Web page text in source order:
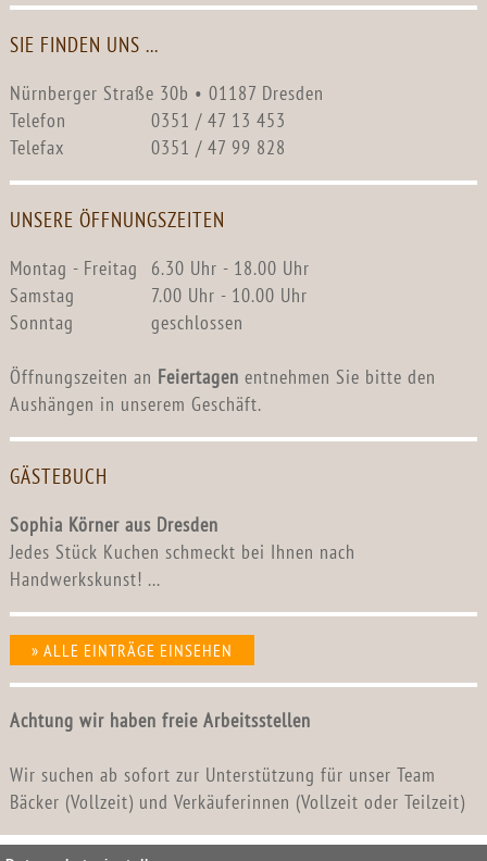
SIE FINDEN UNS ...
Nürnberger Straße 30b • 01187 Dresden
Telefon
0351 / 47 13 453
Telefax
0351 / 47 99 828
UNSERE ÖFFNUNGSZEITEN
Montag - Freitag
6.30 Uhr - 18.00 Uhr
Samstag
7.00 Uhr - 10.00 Uhr
Sonntag
geschlossen
Öffnungszeiten an Feiertagen entnehmen Sie bitte den
Aushängen in unserem Geschäft.
GÄSTEBUCH
Sophia Körner aus Dresden
Jedes Stück Kuchen schmeckt bei Ihnen nach
Handwerkskunst! ...
» ALLE EINTRÄGE EINSEHEN
Achtung wir haben freie Arbeitsstellen
Wir suchen ab sofort zur Unterstützung für unser Team
Bäcker (Vollzeit) und Verkäuferinnen (Vollzeit oder Teilzeit)